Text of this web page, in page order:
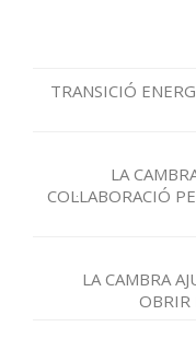
TRANSICIÓ
LA
COL·LABORACIÓ
LA CAMBRA
OBRIR